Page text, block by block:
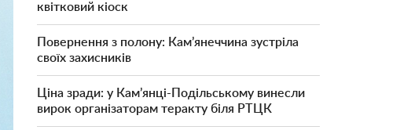
квітковий кіоск
Повернення з полону: Кам’янеччина зустріла
своїх захисників
Ціна зради: у Кам’янці-Подільському винесли
вирок організаторам теракту біля РТЦК